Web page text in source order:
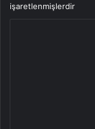
işaretlenmişlerdir